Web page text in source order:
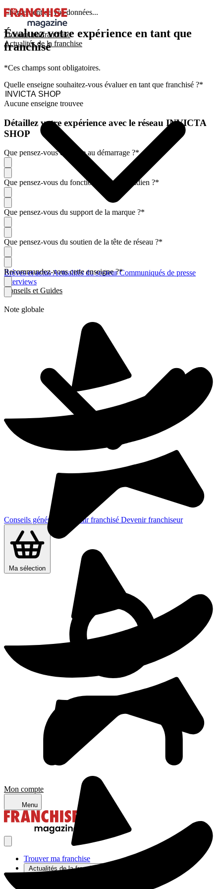
Trouver ma franchise
Actualités de la franchise
Brèves et actusActualités du secteurCommuniqués de presse
Interviews
Conseils et Guides
Conseils généraux Devenir franchisé Devenir franchiseur
Ma sélection
Mon compte
Menu
Trouver ma franchise
Actualités de la franchise
Chargement de vos données...
Évaluez votre expérience en tant que
franchisé
*Ces champs sont obligatoires.
Quelle enseigne souhaitez-vous évaluer en tant que franchisé ?*
Aucune enseigne trouvee
Détaillez votre expérience avec le réseau INVICTA
SHOP
Que pensez-vous de l'aide au démarrage ?*
Que pensez-vous du fonctionnement quotidien ?*
Que pensez-vous du support de la marque ?*
Que pensez-vous du soutien de la tête de réseau ?*
Recommandez-vous cette enseigne ?*
Note globale